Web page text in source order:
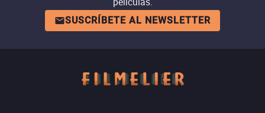
SUSCRÍBETE AL NEWSLETTER